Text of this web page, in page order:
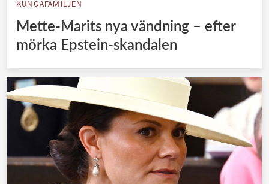
KUNGAFAMILJEN
Mette-Marits nya vändning – efter
mörka Epstein-skandalen